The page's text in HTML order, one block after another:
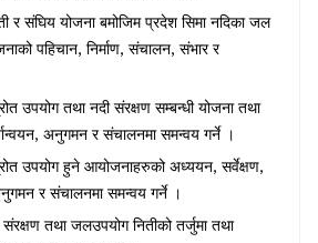
र संघिय योजना बमोजिम प्रदेश सिमा नदिका जल
पहिचान, निर्माण, संचालन, संभार र
उपयोग तथा नदी संरक्षण सम्बन्धी योजना तथा
, अनुगमन र संचालनमा समन्वय गर्ने ।
उपयोग हुने आयोजनाहरुको अध्ययन, सर्वेक्षण,
र संचालनमा समन्वय गर्ने ।
तथा जलउपयोग नितीको तर्जुमा तथा